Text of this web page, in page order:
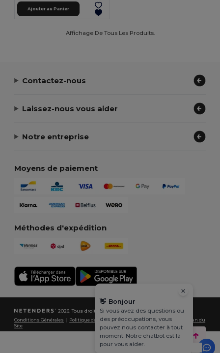
Ajouter au Panier
Affichage De Tous Les Produits.
Contactez-nous
Laissez-nous vous aider
Notre entreprise
Moyens de paiement
Méthodes d'expédition
2026. Tous droits réservés
Conditions Générales Politique de Confidentialité |Politique de Cookies
Plan du
Site
👋 Bonjour
Si vous avez des questions ou
des préoccupations, vous
pouvez nous contacter à tout
moment. Notre chatbot est là
pour vous aider.